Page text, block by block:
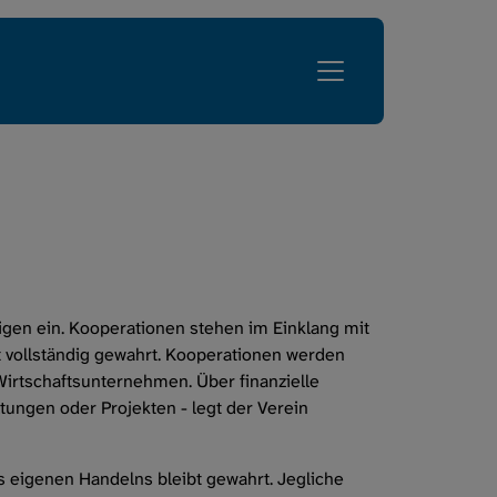
ein. Kooperationen stehen im Einklang mit
gewahrt. Kooperationen werden
Über finanzielle
oder Projekten - legt der Verein
Handelns bleibt gewahrt. Jegliche
Lungenfibrose Verein
Satzung
Transparenzerklärung
Kooperationen